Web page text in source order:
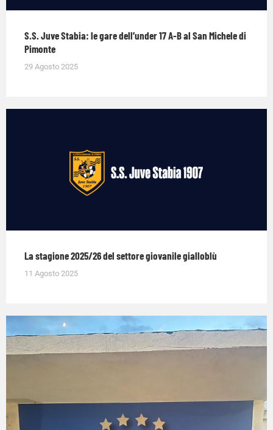
S.S. Juve Stabia: le gare dell’under 17 A-B al San Michele di
Pimonte
29 Agosto 2025
La stagione 2025/26 del settore giovanile gialloblù
11 Agosto 2025